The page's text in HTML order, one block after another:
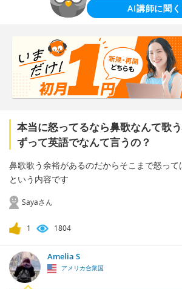
AI講師に聞く
本当に怒ってるなら鼻歌なんて歌
ずって英語でなんて言うの？
鼻歌歌う余裕があるのだからそこまで怒って
という内容です
Sayaさん
1 1804
Amelia S
アメリカ合衆国